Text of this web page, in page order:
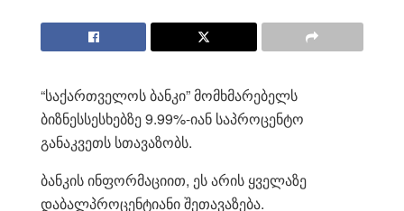
“საქართველოს ბანკი” მომხმარებელს
ბიზნესსესხებზე 9.99%-იან საპროცენტო
განაკვეთს სთავაზობს.
ბანკის ინფორმაციით, ეს არის ყველაზე
დაბალპროცენტიანი შეთავაზება.